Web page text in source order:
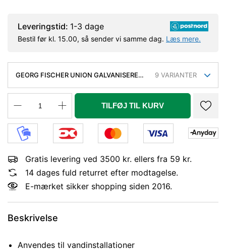
Leveringstid: 1-3 dage
Bestil før kl. 15.00, så sender vi samme dag. Læs mere.
GEORG FISCHER UNION GALVANISERET
9 VARIANTER
TILFØJ TIL KURV
Gratis levering ved 3500 kr. ellers fra 59 kr.
14 dages fuld returret efter modtagelse.
E-mærket sikker shopping siden 2016.
Beskrivelse
Anvendes til vandinstallationer